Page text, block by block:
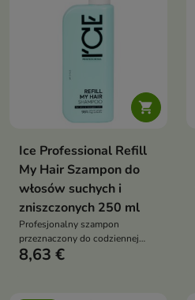

Ice Professional Refill
My Hair Szampon do
włosów suchych i
zniszczonych 250 ml
Profesjonalny szampon
przeznaczony do codziennej
pielęgnacji włosów suchych,
8,63 €